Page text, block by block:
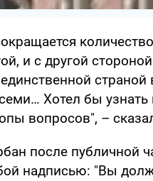
и с другой
Хотел бы
вопросов", –
после публичной
надписью: "Вы